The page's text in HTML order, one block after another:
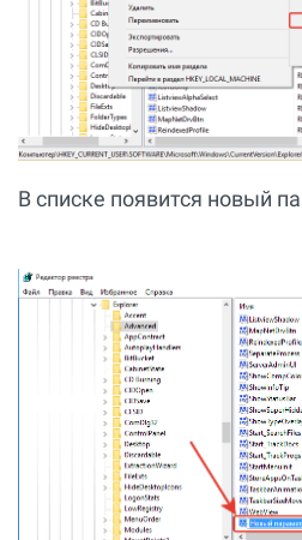
В списке появится новый